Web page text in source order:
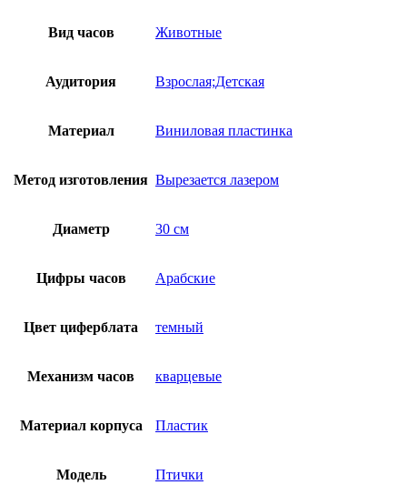
Вид часов Животные
Аудитория Взрослая;Детская
Материал Виниловая пластинка
Метод изготовления Вырезается лазером
Диаметр 30 см
Цифры часов Арабские
Цвет циферблата темный
Механизм часов кварцевые
Материал корпуса Пластик
Модель Птички